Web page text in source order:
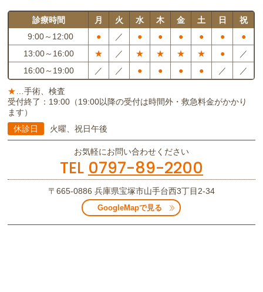
診療時間 月 火 水 木 金 土 日
祝
9:00～12:00
● ／ ● ● ● ● ●
●
13:00～16:00
★ ／ ★ ★ ★ ★ ●
／
16:00～19:00
／ ／ ● ● ● ● ／ ／
★ …手術、検査
受付終了：19:00（19:00以降の受付は時間外・救急料金がかかり
ます）
休診日
火曜、祝日午後
お気軽にお問い合わせください
TEL 0797-89-2200
〒665-0886 兵庫県宝塚市山手台西3丁目2-34
GoogleMapで見る